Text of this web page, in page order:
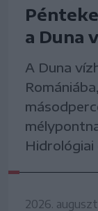
a Duna
A Duna
2026.